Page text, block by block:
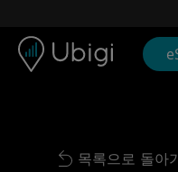
Back to list
목록으로 돌아